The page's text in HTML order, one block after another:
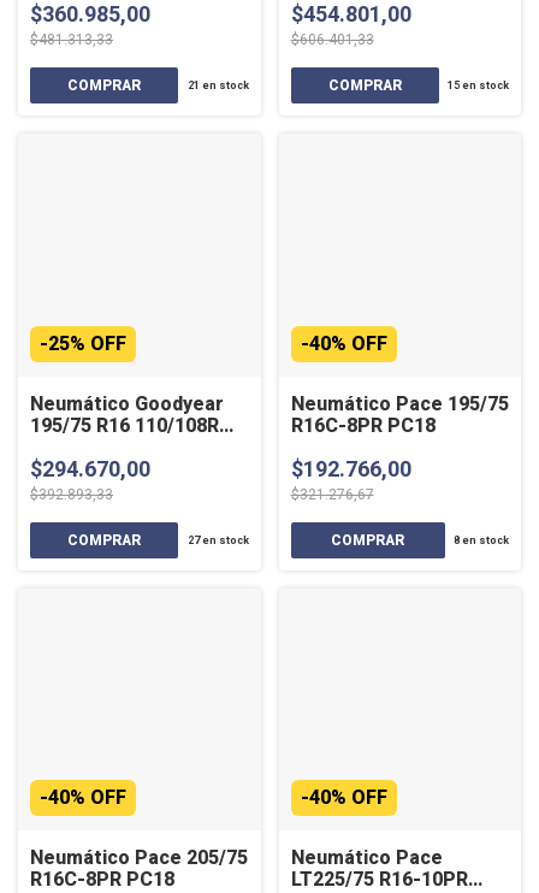
SL
$360.985,00
$481.313,33
21 en stock
E
$454.801,00
$606.401,33
15 en stock
Neumático Goodyear
195/75 R16 110/108R
-25% OFF
$294.670,00
$392.893,33
27en stock
Neumático Pace 195/75
R16C-8PR PC18
-40% OFF
$192.766,00
$321.276,67
8 en stock
Neumático Pace 205/75
R16C-8PR PC18
-40% OFF
Neumático Pace
LT225/75 R16-10PR
-40% OFF